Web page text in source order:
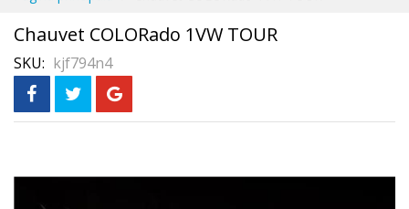
Continut
Chauvet COLORado 1VW TOUR
SKU kjf794n4